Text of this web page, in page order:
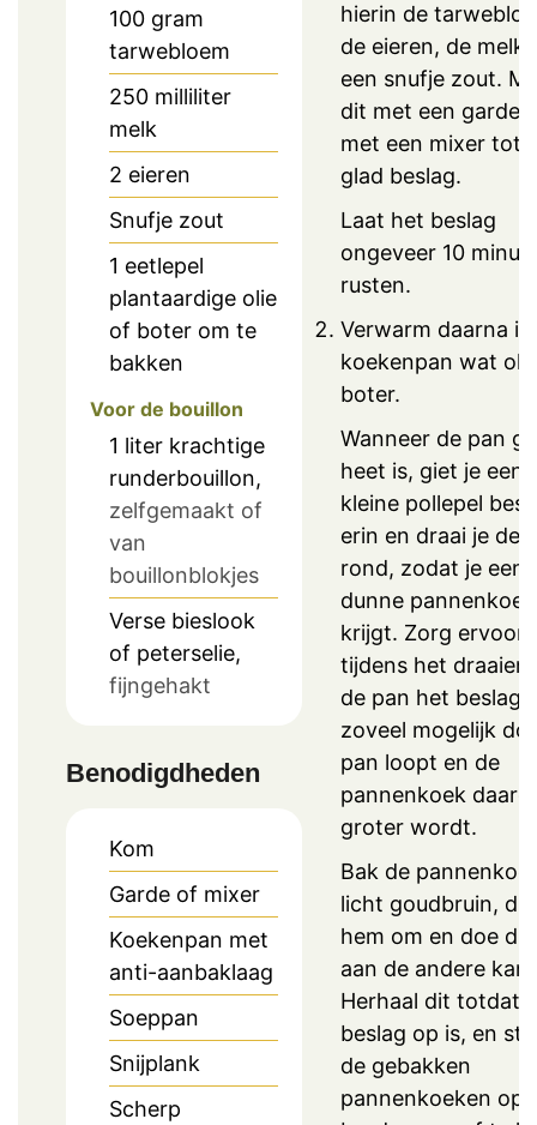
100 gram
tarwebloem
250 milliliter
melk
2 eieren
Snufje zout
1 eetlepel
plantaardige olie
of boter om te
bakken
Voor de bouillon
1 liter krachtige
runderbouillon,
zelfgemaakt of
van
bouillonblokjes
Verse bieslook
of peterselie,
fijngehakt
Benodigdheden
Kom
Garde of mixer
Koekenpan met
anti-aanbaklaag
Soeppan
Snijplank
Scherp
hierin de
de eieren, de melk
een snufje zout.
dit met een garde
met een mixer tot
glad beslag.
Laat het beslag
ongeveer 10
rusten.
Verwarm daarna in
koekenpan wat
boter.
Wanneer de pan
heet is, giet je een
kleine pollepel
erin en draai je de
rond, zodat je een
dunne pannenkoek
krijgt. Zorg ervoor
tijdens het draaien
de pan het beslag
zoveel mogelijk
pan loopt en de
pannenkoek
groter wordt.
Bak de
licht goudbruin,
hem om en doe dit
aan de andere
Herhaal dit totdat
beslag op is, en
de gebakken
pannenkoeken op